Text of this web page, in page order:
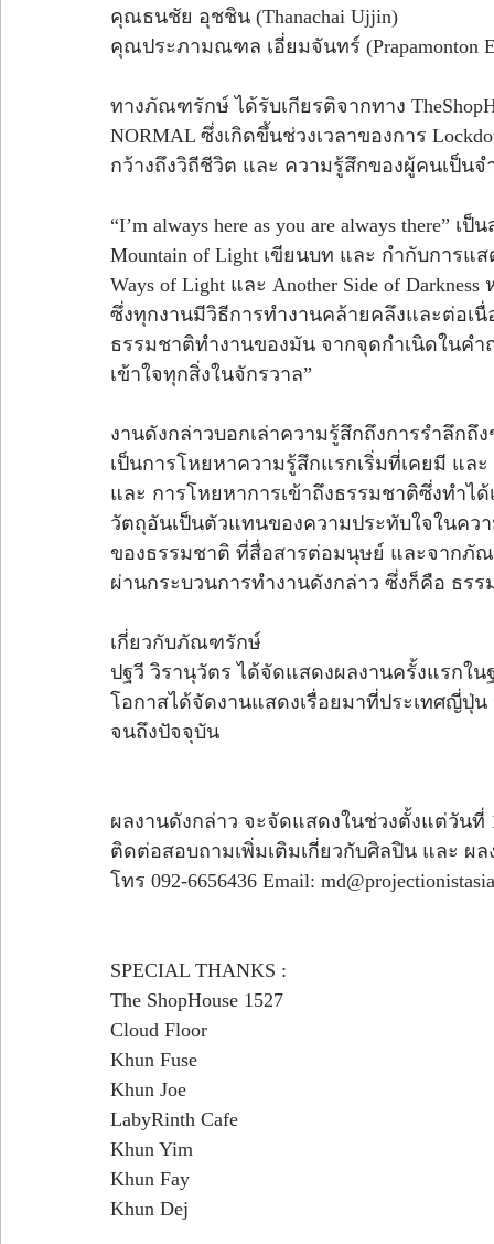
คุณธนชัย อุชชิน (Thanachai Ujjin)
คุณประภามณฑล เอี่ยมจันทร์ (Prapamonton
ทางภัณฑรักษ์ ได้รับเกียรติจากทาง
NORMAL ซึ่งเกิดขึ้นช่วงเวลาของการ
กว้างถึงวิถีชีวิต และ ความรู้สึกของผู้คนเป็น
“I’m always here as you are always
Mountain of Light เขียนบท และ กำกับการ
Ways of Light และ Another Side of
ซึ่งทุกงานมีวิธีการทำงานคล้ายคลึงและต่อเ
ธรรมชาติทำงานของมัน จากจุดกำเนิดในคำ
เข้าใจทุกสิ่งในจักรวาล”
งานดังกล่าวบอกเล่าความรู้สึกถึงการรำลึก
เป็นการโหยหาความรู้สึกแรกเริ่มที่เคยมี แ
และ การโหยหาการเข้าถึงธรรมชาติซึ่งทำไ
วัตถุอันเป็นตัวแทนของความประทับใจในคว
ของธรรมชาติ ที่สื่อสารต่อมนุษย์ และจากภั
ผ่านกระบวนการทำงานดังกล่าว ซึ่งก็คือ ธร
เกี่ยวกับภัณฑรักษ์
ปฐวี วิรานุวัตร ได้จัดแสดงผลงานครั้งแรกใ
โอกาสได้จัดงานแสดงเรื่อยมาที่ประเทศญี่ปุ่น
จนถึงปัจจุบัน
ผลงานดังกล่าว จะจัดแสดงในช่วงตั้งแต่วันที่
ติดต่อสอบถามเพิ่มเติมเกี่ยวกับศิลปิน และ ผ
โทร 092-6656436 Email:
SPECIAL THANKS :
The ShopHouse 1527
Cloud Floor
Khun Fuse
Khun Joe
LabyRinth Cafe
Khun Yim
Khun Fay
Khun Dej